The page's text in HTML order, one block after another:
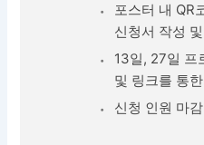
포스터 내 QR
신청서 작성
13일, 27일 프
및 링크를 통
신청 인원 마